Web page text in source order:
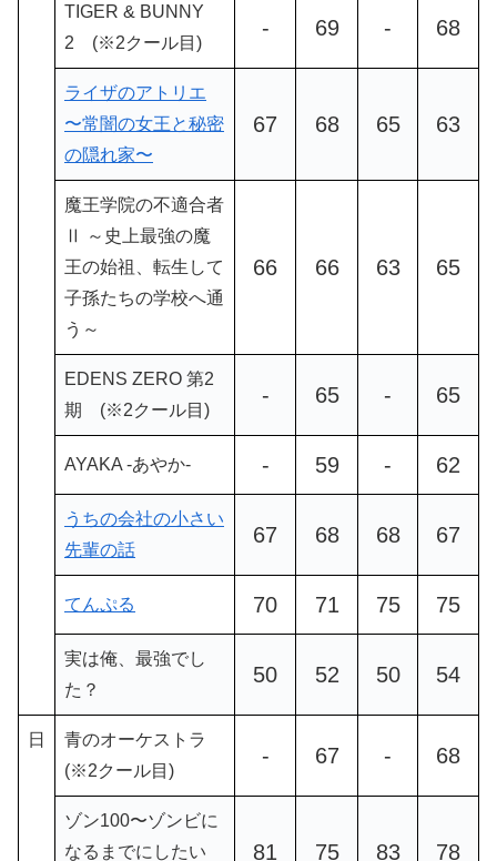
TIGER & BUNNY
2 (※2クール目)
- 69 - 68
ライザのアトリエ
〜常闇の女王と秘密
の隠れ家〜
67 68 65 63
魔王学院の不適合者
Ⅱ ～史上最強の魔
王の始祖、転生して
子孫たちの学校へ通
う～
66 66 63 65
EDENS ZERO 第2
期 (※2クール目)
- 65 - 65
AYAKA ‐あやか‐ - 59 - 62
うちの会社の小さい
先輩の話
67 68 68 67
てんぷる 70 71 75 75
実は俺、最強でし
た？
50 52 50 54
日
青のオーケストラ
(※2クール目)
- 67 - 68
ゾン100〜ゾンビに
なるまでにしたい
81 75 83 78